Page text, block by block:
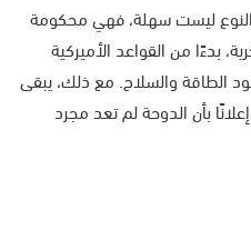
ليست سهلة، فهي محكومة
بدءًا من القواعد الأميركية
الطاقة والسلاح. مع ذلك، يبقى
بأن الدوحة لم تعد مجرد